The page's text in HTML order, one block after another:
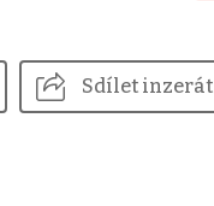
Sdílet inzerát